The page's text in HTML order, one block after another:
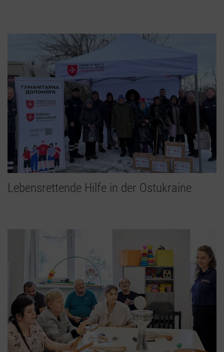
Lebensrettende Hilfe in der Ostukraine